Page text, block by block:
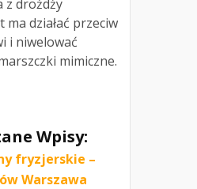
z drożdży
ma działać przeciw
i niwelować
mimiczne.
Wpisy:
fryzjerskie –
Warszawa